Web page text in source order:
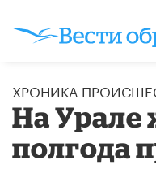
ХРОНИКА
На
полгода